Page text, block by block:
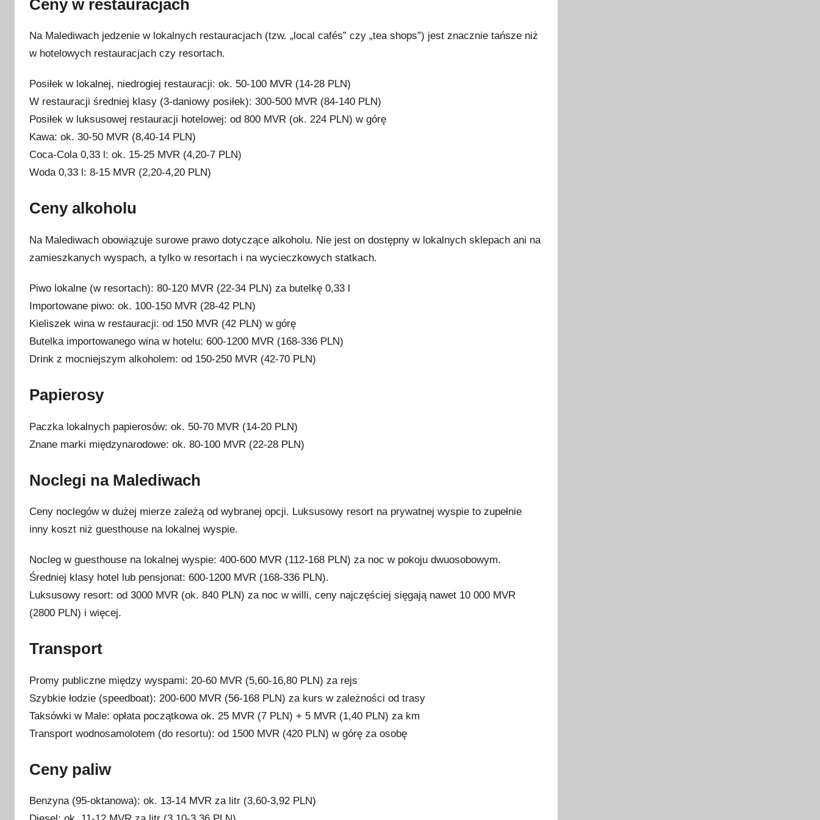
Ceny w restauracjach
Na Malediwach jedzenie w lokalnych restauracjach (tzw. „local cafés” czy „tea shops”) jest znacznie tańsze niż
w hotelowych restauracjach czy resortach.
Posiłek w lokalnej, niedrogiej restauracji: ok. 50-100 MVR (14-28 PLN)
W restauracji średniej klasy (3-daniowy posiłek): 300-500 MVR (84-140 PLN)
Posiłek w luksusowej restauracji hotelowej: od 800 MVR (ok. 224 PLN) w górę
Kawa: ok. 30-50 MVR (8,40-14 PLN)
Coca-Cola 0,33 l: ok. 15-25 MVR (4,20-7 PLN)
Woda 0,33 l: 8-15 MVR (2,20-4,20 PLN)
Ceny alkoholu
Na Malediwach obowiązuje surowe prawo dotyczące alkoholu. Nie jest on dostępny w lokalnych sklepach ani na
zamieszkanych wyspach, a tylko w resortach i na wycieczkowych statkach.
Piwo lokalne (w resortach): 80-120 MVR (22-34 PLN) za butelkę 0,33 l
Importowane piwo: ok. 100-150 MVR (28-42 PLN)
Kieliszek wina w restauracji: od 150 MVR (42 PLN) w górę
Butelka importowanego wina w hotelu: 600-1200 MVR (168-336 PLN)
Drink z mocniejszym alkoholem: od 150-250 MVR (42-70 PLN)
Papierosy
Paczka lokalnych papierosów: ok. 50-70 MVR (14-20 PLN)
Znane marki międzynarodowe: ok. 80-100 MVR (22-28 PLN)
Noclegi na Malediwach
Ceny noclegów w dużej mierze zależą od wybranej opcji. Luksusowy resort na prywatnej wyspie to zupełnie
inny koszt niż guesthouse na lokalnej wyspie.
Nocleg w guesthouse na lokalnej wyspie: 400-600 MVR (112-168 PLN) za noc w pokoju dwuosobowym.
Średniej klasy hotel lub pensjonat: 600-1200 MVR (168-336 PLN).
Luksusowy resort: od 3000 MVR (ok. 840 PLN) za noc w willi, ceny najczęściej sięgają nawet 10 000 MVR
(2800 PLN) i więcej.
Transport
Promy publiczne między wyspami: 20-60 MVR (5,60-16,80 PLN) za rejs
Szybkie łodzie (speedboat): 200-600 MVR (56-168 PLN) za kurs w zależności od trasy
Taksówki w Male: opłata początkowa ok. 25 MVR (7 PLN) + 5 MVR (1,40 PLN) za km
Transport wodnosamolotem (do resortu): od 1500 MVR (420 PLN) w górę za osobę
Ceny paliw
Benzyna (95-oktanowa): ok. 13-14 MVR za litr (3,60-3,92 PLN)